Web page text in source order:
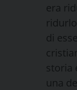
era
di
storia
una